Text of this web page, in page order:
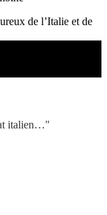
de l’Italie et de
italien…"